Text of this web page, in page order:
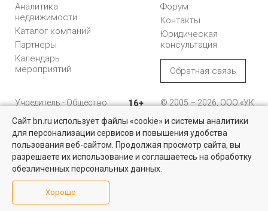
Квартиры на вторичном рынке
Более 10 тысяч квартир в Санкт-Петербурге и области от
собственников и агентств недвижимости
Посмотреть
Аналитика
недвижимости
Каталог компаний
Партнеры
Календарь
мероприятий
Форум
Контакты
Юридическая
консультация
Обратная связь
Учредитель - Общество
ответственностью
"Управляющая
компания "Бюллетень
недвижимости"
16+
© 2005 – 2026, ООО «УК
196105, Санкт-
Петербург, пр. Юрия
Гагарина, 1
8 (812) 331-93-56
reklama@bn.ru
Сайт bn.ru использует файлы «cookie» и системы аналитики
для персонализации сервисов и повышения удобства
пользования веб-сайтом. Продолжая просмотр сайта, вы
разрешаете их использование и соглашаетесь на обработку
обезличенных персональных данных.
Хорошо